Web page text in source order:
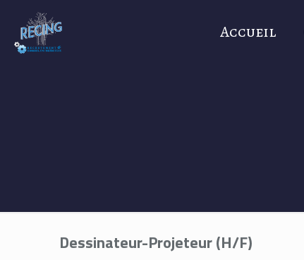
Accueil
Dessinateur-Projeteur (H/F)